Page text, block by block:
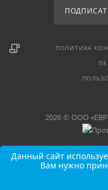
ПОЛИТИКА
2026 © ООО
Данный сайт
Вам нужно